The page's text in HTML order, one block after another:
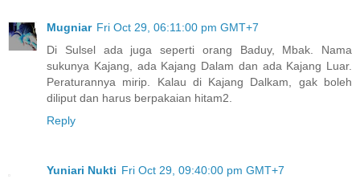
Mugniar Fri Oct 29, 06:11:00 pm GMT+7
Di Sulsel ada juga seperti orang Baduy, Mbak. Nama
sukunya Kajang, ada Kajang Dalam dan ada Kajang Luar.
Peraturannya mirip. Kalau di Kajang Dalkam, gak boleh
diliput dan harus berpakaian hitam2.
Reply
Yuniari Nukti Fri Oct 29, 09:40:00 pm GMT+7